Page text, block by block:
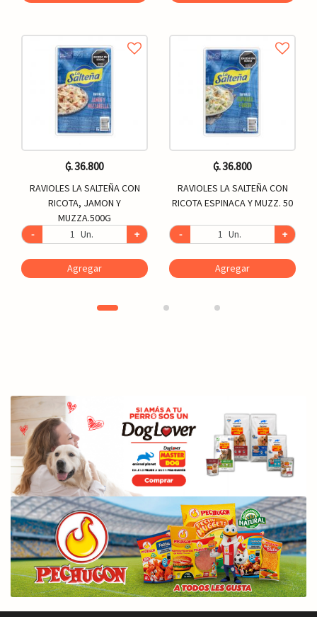
₲. 36.800
RAVIOLES LA SALTEÑA CON
RICOTA, JAMON Y
MUZZA.500G
-
Un. +
Agregar
₲. 36.800
RAVIOLES LA SALTEÑA CON
RICOTA ESPINACA Y MUZZ. 50
- Un. +
Agregar